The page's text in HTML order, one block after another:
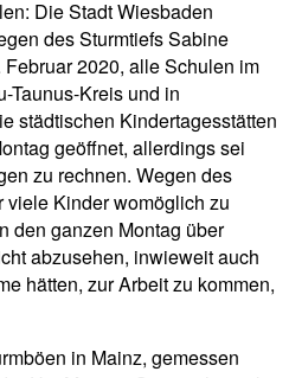
Die Stadt Wiesbaden
des Sturmtiefs Sabine
2020, alle Schulen im
Taunus-Kreis und in
städtischen Kindertagesstätten
geöffnet, allerdings sei
zu rechnen. Wegen des
viele Kinder womöglich zu
den ganzen Montag über
abzusehen, inwieweit auch
hätten, zur Arbeit zu kommen,